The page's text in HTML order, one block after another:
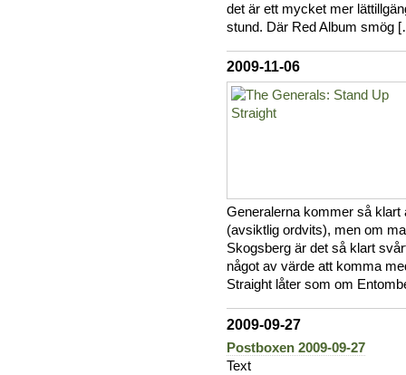
det är ett mycket mer
stund. Där Red Album smög
2009-11-06
Generalerna kommer så klart
(avsiktlig ordvits), men om
Skogsberg är det så klart
något av värde att komma
Straight låter som om
2009-09-27
Postboxen 2009-09-27
Text